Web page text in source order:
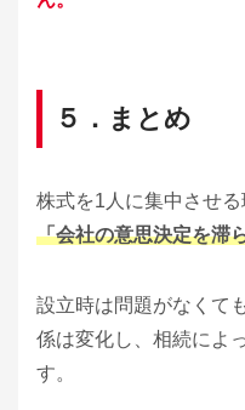
５．まとめ
株式を1人に集中させ
「会社の意思決定を滞
設立時は問題がなくて
係は変化し、相続によ
す。